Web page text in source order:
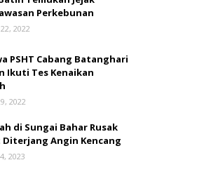
Perkebunan
2022
PSHT Cabang Batanghari
Ikuti Tes Kenaikan
2022
di Sungai Bahar Rusak
Diterjang Angin Kencang
2023